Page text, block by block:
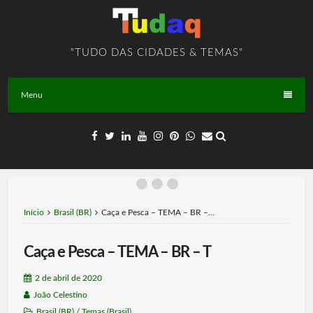
"TUDO DAS CIDADES & TEMAS"
Menu
Início Brasil (BR) Caça e Pesca – TEMA – BR –…
Caça e Pesca – TEMA – BR – T
2 de abril de 2020
João Celestino